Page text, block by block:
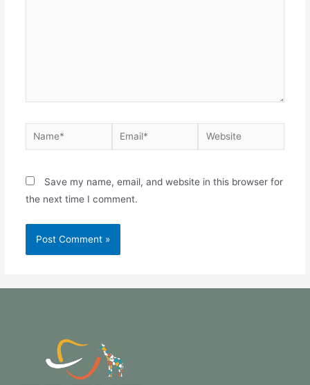
Save my name, email, and website in this browser for
the next time I comment.